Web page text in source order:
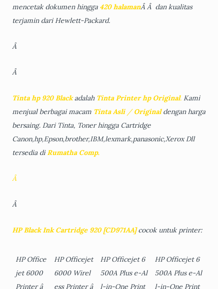
mencetak dokumen hingga 420 halamanÂ Â dan kualitas
terjamin dari Hewlett-Packard.
Â
Â
Tinta hp 920 Blackadalah Tinta Printer hp Original. Kami
menjual berbagai macam Tinta Asli/Originaldengan harga
bersaing. Dari Tinta, Toner hingga Cartridge
Canon,hp,Epson,brother,IBM,lexmark,panasonic,Xerox Dll
tersedia di Rumatha Comp.
Â
Â
HP Black Ink Cartridge 920 [CD971AA]cocok untuk printer:
HP Office
jet 6000
Printer â
HP Officejet
6000 Wirel
ess Printer â
HP Officejet 6
500A Plus e-Al
l-in-One Print
HP Officejet 6
500A Plus e-Al
l-in-One Print